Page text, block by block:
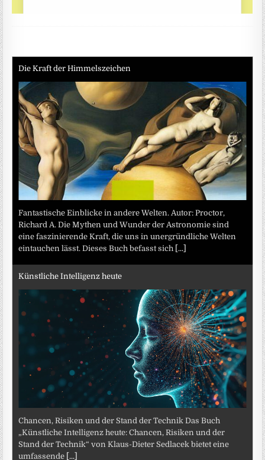
Die Kraft der Himmelszeichen
Fantastische Einblicke in andere Welten. Autor: Proctor,
Richard A. Die Mythen und Wunder der Astronomie sind
eine faszinierende Kraft, die uns in unergründliche Welten
eintauchen lässt. Dieses Buch befasst sich [...]
Künstliche Intelligenz heute
Chancen, Risiken und der Stand der Technik Das Buch
„Künstliche Intelligenz heute: Chancen, Risiken und der
Stand der Technik“ von Klaus-Dieter Sedlacek bietet eine
umfassende [...]